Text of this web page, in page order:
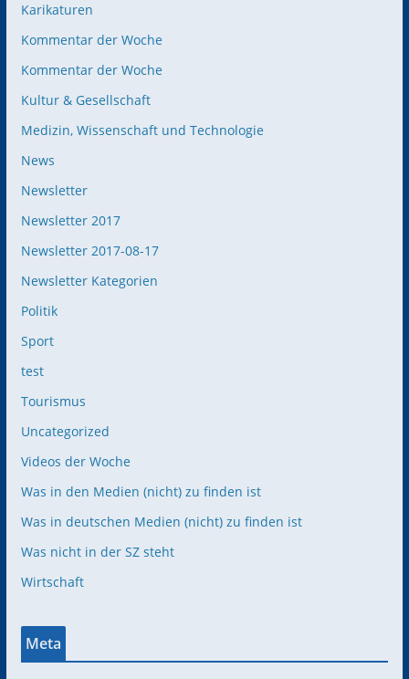
Karikaturen
Kommentar der Woche
Kommentar der Woche
Kultur & Gesellschaft
Medizin, Wissenschaft und Technologie
News
Newsletter
Newsletter 2017
Newsletter 2017-08-17
Newsletter Kategorien
Politik
Sport
test
Tourismus
Uncategorized
Videos der Woche
Was in den Medien (nicht) zu finden ist
Was in deutschen Medien (nicht) zu finden ist
Was nicht in der SZ steht
Wirtschaft
Meta